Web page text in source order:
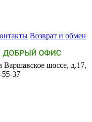
Возврат и обмен
Варшавское шоссе, д.17,
55-37